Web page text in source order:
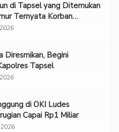
di Tapsel yang Ditemukan
Ternyata Korban
Diresmikan, Begini
Tapsel
di OKI Ludes
Capai Rp1 Miliar